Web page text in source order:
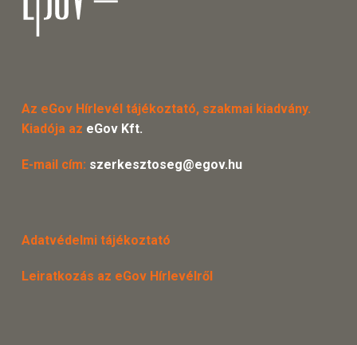
Az eGov Hírlevél tájékoztató, szakmai kiadvány.
Kiadója az eGov Kft.
E-mail cím: szerkesztoseg@egov.hu
Adatvédelmi tájékoztató
Leiratkozás az eGov Hírlevélről